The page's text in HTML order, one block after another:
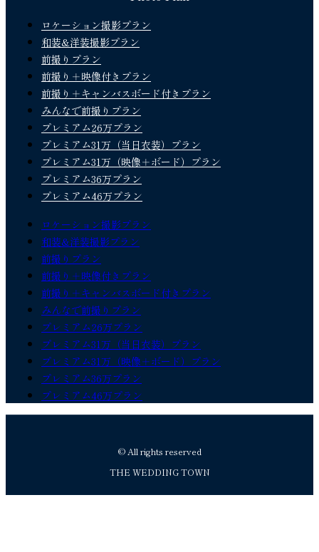
ロケーション撮影プラン
和装&洋装撮影プラン
前撮りプラン
前撮り＋映像付きプラン
前撮り＋キャンバスボード付きプラン
みんなで前撮りプラン
プレミアム26万プラン
プレミアム31万（当日衣装）プラン
プレミアム31万（映像＋ボード）プラン
プレミアム36万プラン
プレミアム46万プラン
ロケーション撮影プラン
和装&洋装撮影プラン
前撮りプラン
前撮り＋映像付きプラン
前撮り＋キャンバスボード付きプラン
みんなで前撮りプラン
プレミアム26万プラン
プレミアム31万（当日衣装）プラン
プレミアム31万（映像＋ボード）プラン
プレミアム36万プラン
プレミアム46万プラン
© All rights reserved
THE WEDDING TOWN